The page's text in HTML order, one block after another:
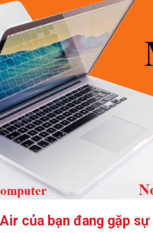
của bạn đang gặp sự